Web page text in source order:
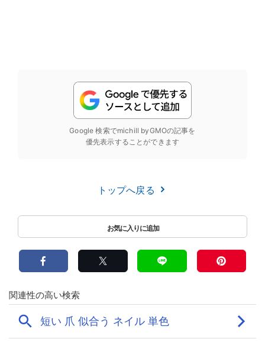
Google 検索でmichill byGMOの記事を
優先表示することができます
トップへ戻る